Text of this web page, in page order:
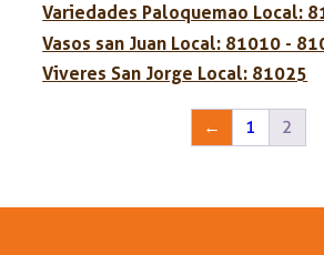
Variedades Paloquemao Local:
Vasos san Juan Local: 81010 -
Viveres San Jorge Local: 81025
← 1 2